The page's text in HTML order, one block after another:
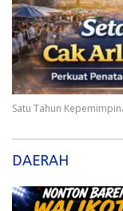
Satu Tahun
DAERAH